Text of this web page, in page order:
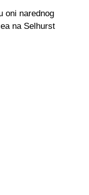
oni narednog
na Selhurst